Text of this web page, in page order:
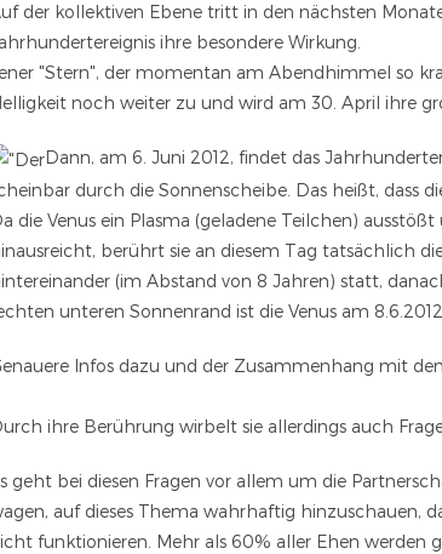
der kollektiven Ebene tritt in den nächsten
ihre besondere Wirkung.
"Stern", der momentan am Abendhimmel so
noch weiter zu und wird am 30. April ihre
Dann, am 6. Juni 2012, findet das
durch die Sonnenscheibe. Das heißt, dass
die Venus ein Plasma (geladene Teilchen)
berührt sie an diesem Tag tatsächlich
(im Abstand von 8 Jahren) statt,
unteren Sonnenrand ist die Venus am
Infos dazu und der Zusammenhang mit
ihre Berührung wirbelt sie allerdings auch
geht bei diesen Fragen vor allem um die
auf dieses Thema wahrhaftig hinzuschauen,
funktionieren. Mehr als 60% aller Ehen werden